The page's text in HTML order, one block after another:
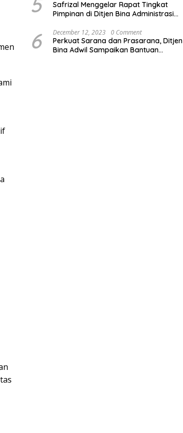
Safrizal Menggelar Rapat Tingkat
Pimpinan di Ditjen Bina Administrasi
6 December 12, 2023 0 Comment
Perkuat Sarana dan Prasarana, Ditjen
Bina Adwil Sampaikan Bantuan